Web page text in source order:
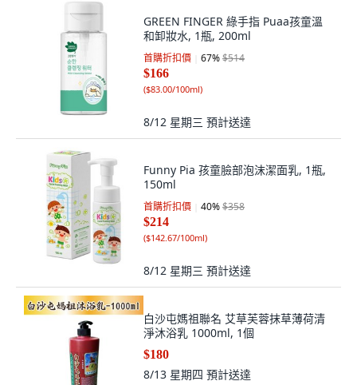
GREEN FINGER 綠手指 Puaa孩童溫
和卸妝水, 1瓶, 200ml
首購折扣價 67%$514
$166
($83.00/100ml)
8/12 星期三 預計送達
Funny Pia 孩童臉部泡沫潔面乳, 1瓶,
150ml
首購折扣價 40%$358
$214
($142.67/100ml)
8/12 星期三 預計送達
白沙屯媽祖聯名 艾草芙蓉抹草薄荷清
淨沐浴乳 1000ml, 1個
$180
8/13 星期四 預計送達